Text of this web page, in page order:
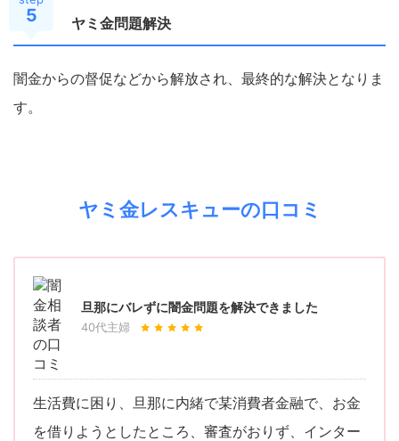
5 ヤミ金問題解決
闇金からの督促などから解放され、最終的な解決となりま
す。
ヤミ金レスキューの口コミ
旦那にバレずに闇金問題を解決できました
40代主婦
生活費に困り、旦那に内緒で某消費者金融で、お金
を借りようとしたところ、審査がおりず、インター